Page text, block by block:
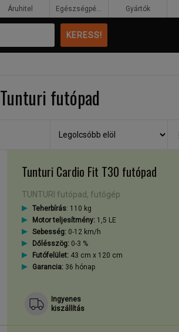
Tunturi futópad
Tunturi Cardio Fit T30 futópad
TUNTURI futópad, futógép
Teherbírás: 110 kg
Motor teljesítmény: 1,5 LE
Sebesség: 0-12 km/h
Dőlésszög: 0-3 %
Futófelület: 43 cm x 120 cm
Garancia: 36 hónap
Ingyenes
kiszállítás
Áruhitel Egészségpénztár Gyártók